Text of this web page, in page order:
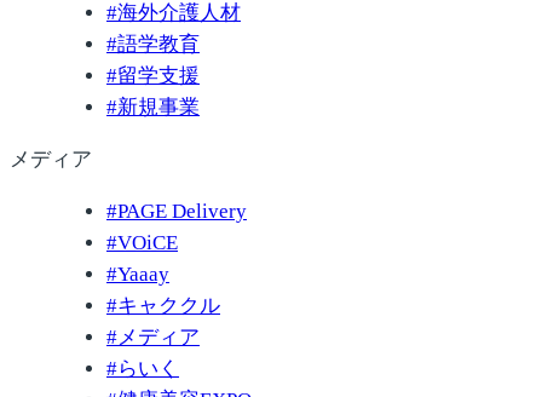
#海外介護人材
#語学教育
#留学支援
#新規事業
メディア
#PAGE Delivery
#VOiCE
#Yaaay
#キャククル
# メディア
#らいく